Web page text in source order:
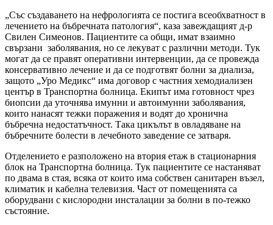
„Със създаването на нефрологията се постига всеобхватност в
лечението на бъбречната патология“, каза завеждащият д-р
Свилен Симеонов. Пациентите са общи, имат взаимно
свързани заболявания, но се лекуват с различни методи. Тук
могат да се правят оперативни интервенции, да се провежда
консервативно лечение и да се подготвят болни за диализа,
защото „Уро Медикс“ има договор с частния хемодиализен
център в Транспортна болница. Екипът има готовност чрез
биопсии да уточнява имунни и автоимунни заболявания,
които нанасят тежки поражения и водят до хронична
бъбречна недостатъчност. Така цикълът в овладяване на
бъбречните болести в лечебното заведение се затваря.
Отделението е разположено на втория етаж в стационарния
блок на Транспортна болница. Тук пациентите се настаняват
по двама в стая, всяка от които има собствен санитарен възел,
климатик и кабелна телевизия. Част от помещенията са
оборудвани с кислородни инсталации за болни в по-тежко
състояние.